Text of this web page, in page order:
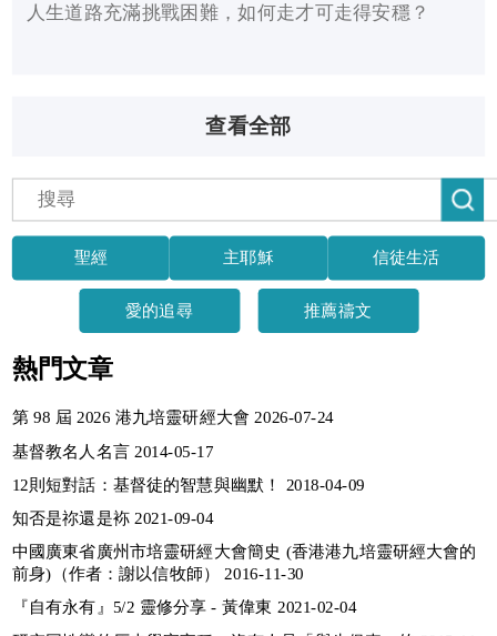
人生道路充滿挑戰困難，如何走才可走得安穩？
查看全部
聖經 主耶穌 信徒生活
愛的追尋 推薦禱文
熱門文章
第 98 屆 2026 港九培靈研經大會 2026-07-24
基督教名人名言 2014-05-17
12則短對話：基督徒的智慧與幽默！ 2018-04-09
知否是祢還是袮 2021-09-04
中國廣東省廣州市培靈研經大會簡史 (香港港九培靈研經大會的
前身)（作者：謝以信牧師） 2016-11-30
『自有永有』5/2 靈修分享 - 黃偉東 2021-02-04